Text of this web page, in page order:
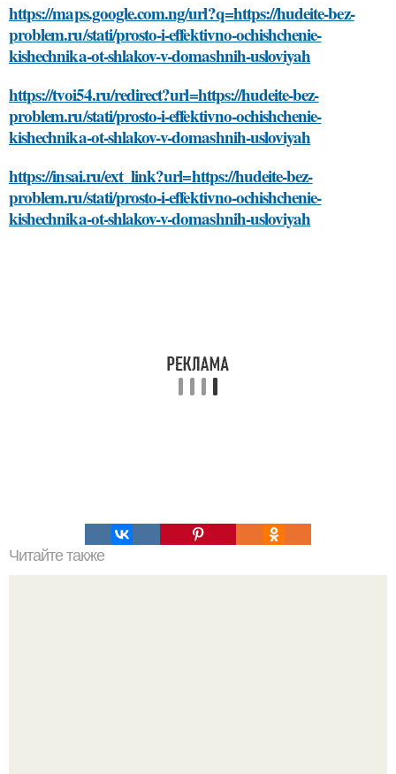
https://maps.google.com.ng/url?q=https://hudeite-bez-
problem.ru/stati/prosto-i-effektivno-ochishchenie-
kishechnika-ot-shlakov-v-domashnih-usloviyah
https://tvoi54.ru/redirect?url=https://hudeite-bez-
problem.ru/stati/prosto-i-effektivno-ochishchenie-
kishechnika-ot-shlakov-v-domashnih-usloviyah
https://insai.ru/ext_link?url=https://hudeite-bez-
problem.ru/stati/prosto-i-effektivno-ochishchenie-
kishechnika-ot-shlakov-v-domashnih-usloviyah
Читайте также